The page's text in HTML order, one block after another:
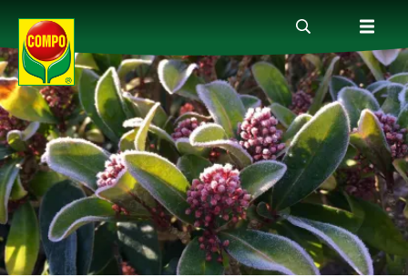
Produits
Conseil
Thèmes